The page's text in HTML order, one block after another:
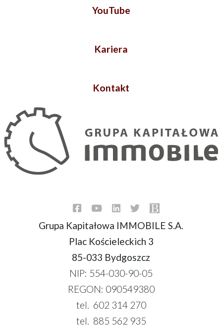
YouTube
Kariera
Kontakt
Grupa Kapitałowa IMMOBILE S.A.
Plac Kościeleckich 3
85-033 Bydgoszcz
NIP: 554-030-90-05
REGON: 090549380
tel. 602 314 270
tel. 885 562 935